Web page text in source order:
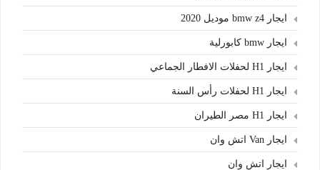
ايجار bmw z4 موديل 2020
ايجار bmw كابورلية
ايجار H1 لحفلات الافطار الجماعي
ايجار H1 لحفلات رأس السنة
ايجار H1 مصر الطيران
ايجار Van اتش وان
ايجار اتش وان